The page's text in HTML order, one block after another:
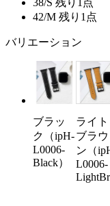
38/S 残り1点
42/M 残り1点
バリエーション
ブラッ
ク（ipH-
L0006-
Black）
ライト
ブラウ
ン（
L0006-